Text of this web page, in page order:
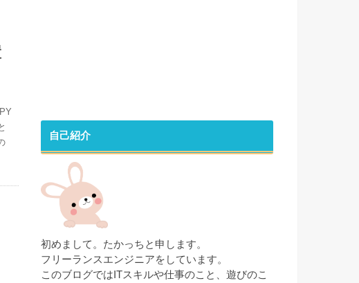
自己紹介
初めまして。たかっちと申します。
フリーランスエンジニアをしています。
このブログではITスキルや仕事のこと、遊びのこ